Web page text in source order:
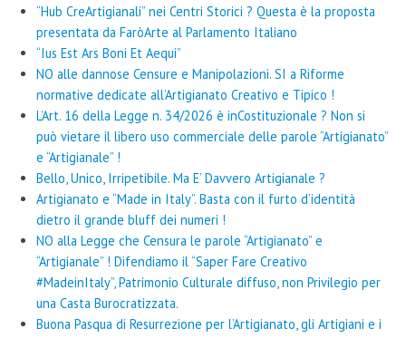
“Hub CreArtigianali” nei Centri Storici ? Questa è la proposta
presentata da FaròArte al Parlamento Italiano
“Ius Est Ars Boni Et Aequi”
NO alle dannose Censure e Manipolazioni. SI a Riforme
normative dedicate all’Artigianato Creativo e Tipico !
L’Art. 16 della Legge n. 34/2026 è inCostituzionale ? Non si
può vietare il libero uso commerciale delle parole “Artigianato”
e “Artigianale” !
Bello, Unico, Irripetibile. Ma E’ Davvero Artigianale ?
Artigianato e “Made in Italy”. Basta con il furto d’identità
dietro il grande bluff dei numeri !
NO alla Legge che Censura le parole “Artigianato” e
“Artigianale” ! Difendiamo il “Saper Fare Creativo
#MadeinItaly”, Patrimonio Culturale diffuso, non Privilegio per
una Casta Burocratizzata.
Buona Pasqua di Resurrezione per l’Artigianato, gli Artigiani e i